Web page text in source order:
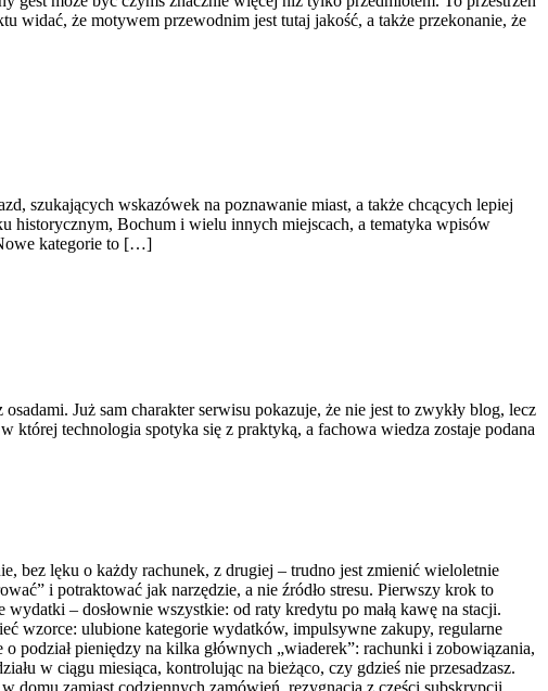
widać, że motywem przewodnim jest tutaj jakość, a także przekonanie, że
szukających wskazówek na poznawanie miast, a także chcących lepiej
historycznym, Bochum i wielu innych miejscach, a tematyka wpisów
kategorie to […]
Już sam charakter serwisu pokazuje, że nie jest to zwykły blog, lecz
technologia spotyka się z praktyką, a fachowa wiedza zostaje podana
bez lęku o każdy rachunek, z drugiej – trudno jest zmienić wieloletnie
i potraktować jak narzędzie, a nie źródło stresu. Pierwszy krok to
– dosłownie wszystkie: od raty kredytu po małą kawę na stacji.
wzorce: ulubione kategorie wydatków, impulsywne zakupy, regularne
podział pieniędzy na kilka głównych „wiaderek”: rachunki i zobowiązania,
w ciągu miesiąca, kontrolując na bieżąco, czy gdzieś nie przesadzasz.
zamiast codziennych zamówień, rezygnacja z części subskrypcji,